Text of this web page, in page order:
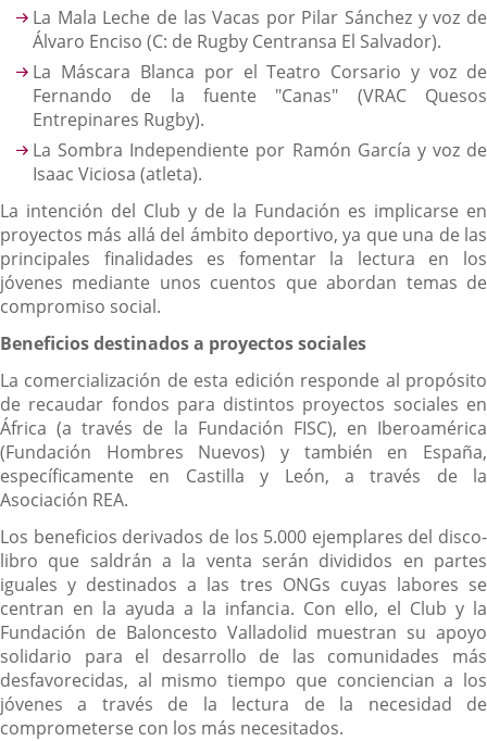
La Mala Leche de las Vacas por Pilar Sánchez y voz de
Álvaro Enciso (C: de Rugby Centransa El Salvador).
La Máscara Blanca por el Teatro Corsario y voz de
Fernando de la fuente "Canas" (VRAC Quesos
Entrepinares Rugby).
La Sombra Independiente por Ramón García y voz de
Isaac Viciosa (atleta).
La intención del Club y de la Fundación es implicarse en
proyectos más allá del ámbito deportivo, ya que una de las
principales finalidades es fomentar la lectura en los
jóvenes mediante unos cuentos que abordan temas de
compromiso social.
Beneficios destinados a proyectos sociales
La comercialización de esta edición responde al propósito
de recaudar fondos para distintos proyectos sociales en
África (a través de la Fundación FISC), en Iberoamérica
(Fundación Hombres Nuevos) y también en España,
específicamente en Castilla y León, a través de la
Asociación REA.
Los beneficios derivados de los 5.000 ejemplares del disco-
libro que saldrán a la venta serán divididos en partes
iguales y destinados a las tres ONGs cuyas labores se
centran en la ayuda a la infancia. Con ello, el Club y la
Fundación de Baloncesto Valladolid muestran su apoyo
solidario para el desarrollo de las comunidades más
desfavorecidas, al mismo tiempo que conciencian a los
jóvenes a través de la lectura de la necesidad de
comprometerse con los más necesitados.